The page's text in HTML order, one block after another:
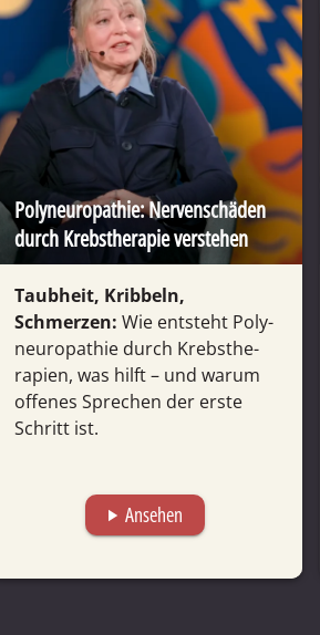
Poly­neuro­pathie: Nerven­­schäden
durch Krebs­­the­ra­pie verstehen
Taubheit, Kribbeln,
Schmerzen: Wie entsteht Poly­
neuro­pathie durch Krebs­the­
ra­pien, was hilft – und warum
offenes Sprechen der erste
Schritt ist.
play_arrow Ansehen